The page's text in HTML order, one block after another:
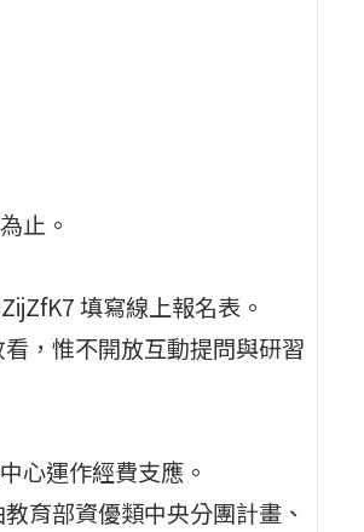
止。
填寫線上報名表。
，惟不開放互動提問與研習
心運作經費支應。
育部資優類中央分團計畫、